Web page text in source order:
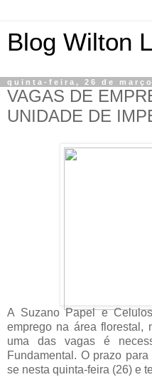
Blog Wilton
quinta-feira, 26 de março
VAGAS DE
UNIDADE DE
A Suzano Papel e
emprego na área florestal,
uma das vagas é
Fundamental. O prazo
se nesta quinta-feira (26) e